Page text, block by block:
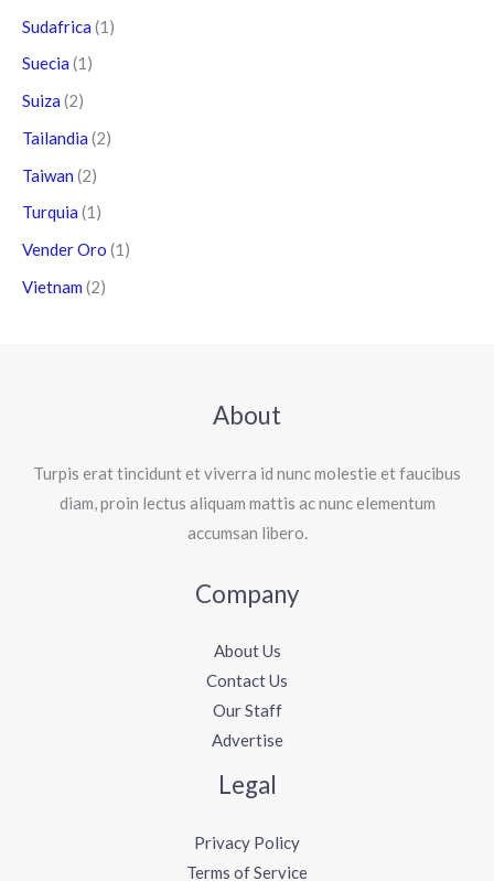
Sudafrica (1)
Suecia (1)
Suiza (2)
Tailandia (2)
Taiwan (2)
Turquia (1)
Vender Oro (1)
Vietnam (2)
About
Turpis erat tincidunt et viverra id nunc molestie et faucibus
diam, proin lectus aliquam mattis ac nunc elementum
accumsan libero.
Company
About Us
Contact Us
Our Staff
Advertise
Legal
Privacy Policy
Terms of Service